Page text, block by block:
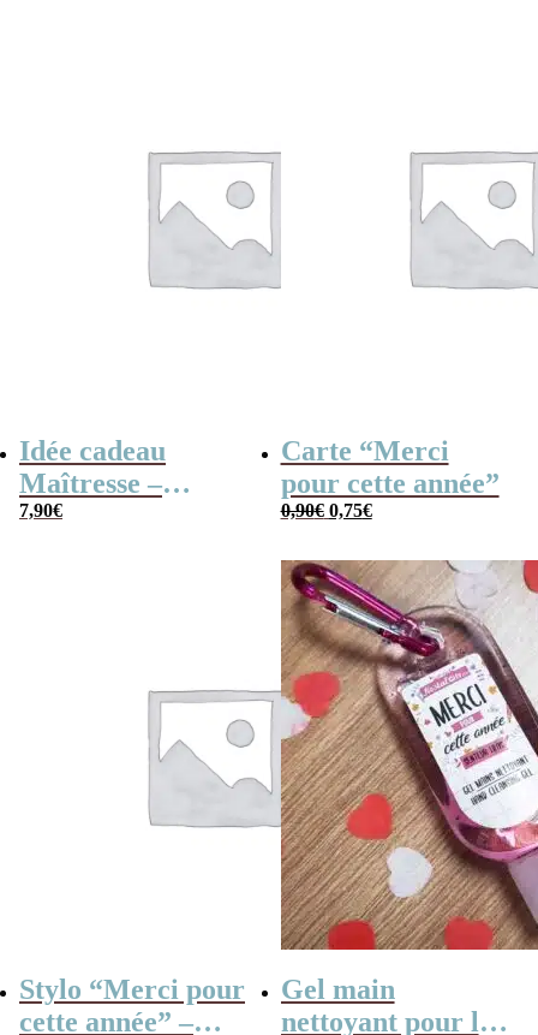
Idée cadeau
Maîtresse –
Cahier de
7,90€
Carte “Merci
pour cette année”
0,90€ Le
prix
0,90€.
0,75€Le
prix
0,75€.
Stylo “Merci pour
cette année” –
Gel main
nettoyant pour les